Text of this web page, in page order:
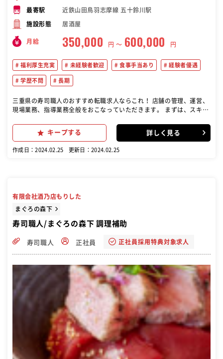
最寄駅 近鉄山田鳥羽志摩線 五十鈴川駅
施設形態 居酒屋
月給 350,000 円 〜 600,000 円
福利厚生充実 未経験者歓迎 食事手当あり 経験者優遇
学歴不問 長期
三重県の寿司職人のおすすめ転職求人ならこれ！ 店舗の管理、運営、
現場業務、指導業務全般をおこなっていただきます。 まずは、スキ
戦力として活躍していただけます。 これまでの経験を活かして、より
魅力的なお店を創っていってください。
キープする 詳しく見る
作成日：2024.02.25 更新日：2024.02.25
有限会社酒乃店もりした
まぐろの森下
寿司職人/まぐろの森下 調理補助
寿司職人 正社員 正社員採用特典対象求人